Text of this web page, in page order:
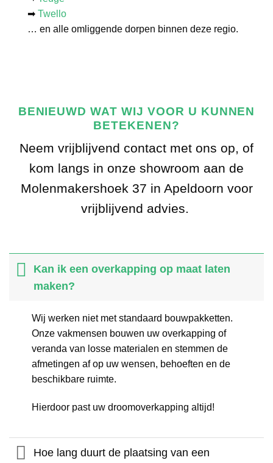
➡ Twello
… en alle omliggende dorpen binnen deze regio.
BENIEUWD WAT WIJ VOOR U KUNNEN
BETEKENEN?
Neem vrijblijvend contact met ons op, of
kom langs in onze showroom aan de
Molenmakershoek 37 in Apeldoorn voor
vrijblijvend advies.
Kan ik een overkapping op maat laten
maken?
Wij werken niet met standaard bouwpakketten.
Onze vakmensen bouwen uw overkapping of
veranda van losse materialen en stemmen de
afmetingen af op uw wensen, behoeften en de
beschikbare ruimte.
Hierdoor past uw droomoverkapping altijd!
Hoe lang duurt de plaatsing van een